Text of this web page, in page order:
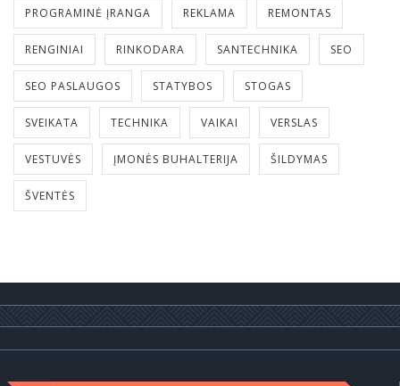
PROGRAMINĖ ĮRANGA REKLAMA REMONTAS
RENGINIAI RINKODARA SANTECHNIKA SEO
SEO PASLAUGOS STATYBOS STOGAS
SVEIKATA TECHNIKA VAIKAI VERSLAS
VESTUVĖS ĮMONĖS BUHALTERIJA ŠILDYMAS
ŠVENTĖS